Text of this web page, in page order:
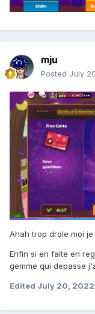
mju
Posted July
Ahah trop drole moi
Enfin si en faite en
gemme qui depasse
Edited July 20, 2022